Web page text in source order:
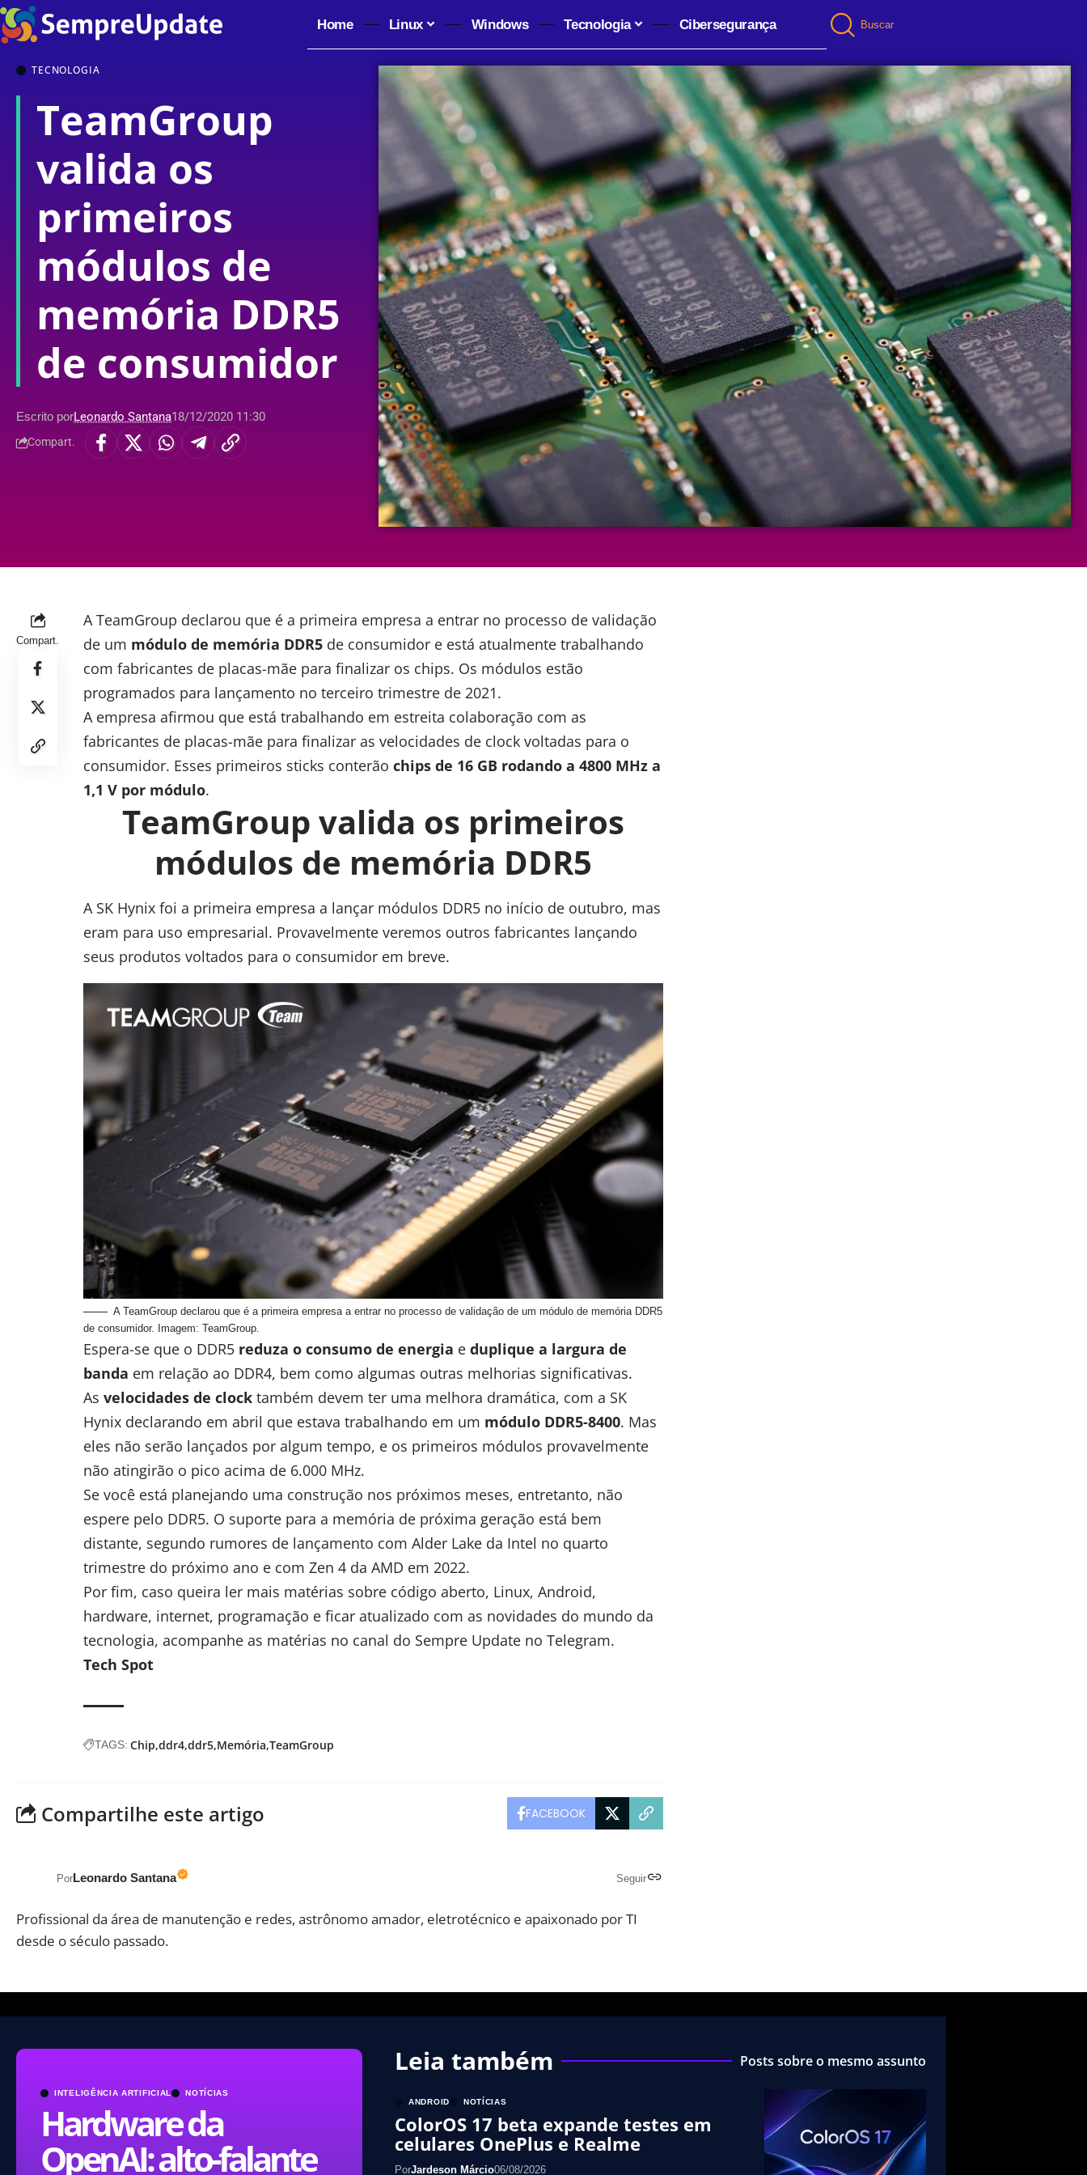
Home Linux Windows Tecnologia Cibersegurança Buscar
TECNOLOGIA
TeamGroup
valida os
primeiros
módulos de
memória DDR5
de consumidor
Escrito porLeonardo Santana18/12/2020 11:30
Compart.
Compart.
A TeamGroup declarou que é a primeira empresa a entrar no processo de validação
de um módulo de memória DDR5 de consumidor e está atualmente trabalhando
com fabricantes de placas-mãe para finalizar os chips. Os módulos estão
programados para lançamento no terceiro trimestre de 2021.
A empresa afirmou que está trabalhando em estreita colaboração com as
fabricantes de placas-mãe para finalizar as velocidades de clock voltadas para o
consumidor. Esses primeiros sticks conterão chips de 16 GB rodando a 4800 MHz a
1,1 V por módulo.
TeamGroup valida os primeiros
módulos de memória DDR5
A SK Hynix foi a primeira empresa a lançar módulos DDR5 no início de outubro, mas
eram para uso empresarial. Provavelmente veremos outros fabricantes lançando
seus produtos voltados para o consumidor em breve.
A TeamGroup declarou que é a primeira empresa a entrar no processo de validação de um módulo de memória DDR5
de consumidor. Imagem: TeamGroup.
Espera-se que o DDR5 reduza o consumo de energia e duplique a largura de
banda em relação ao DDR4, bem como algumas outras melhorias significativas.
As velocidades de clock também devem ter uma melhora dramática, com a SK
Hynix declarando em abril que estava trabalhando em um módulo DDR5-8400. Mas
eles não serão lançados por algum tempo, e os primeiros módulos provavelmente
não atingirão o pico acima de 6.000 MHz.
Se você está planejando uma construção nos próximos meses, entretanto, não
espere pelo DDR5. O suporte para a memória de próxima geração está bem
distante, segundo rumores de lançamento com Alder Lake da Intel no quarto
trimestre do próximo ano e com Zen 4 da AMD em 2022.
Por fim, caso queira ler mais matérias sobre código aberto, Linux, Android,
hardware, internet, programação e ficar atualizado com as novidades do mundo da
tecnologia, acompanhe as matérias no canal do Sempre Update no Telegram.
Tech Spot
TAGS: Chip ddr4 ddr5 Memória TeamGroup
Compartilhe este artigo FACEBOOK
PorLeonardo Santana Seguir
Profissional da área de manutenção e redes, astrônomo amador, eletrotécnico e apaixonado por TI
desde o século passado.
INTELIGÊNCIA ARTIFICIAL NOTÍCIAS
Hardware da
OpenAI: alto-falante
Leia também Posts sobre o mesmo assunto
ANDROID NOTÍCIAS
ColorOS 17 beta expande testes em
celulares OnePlus e Realme
PorJardeson Márcio06/08/2026